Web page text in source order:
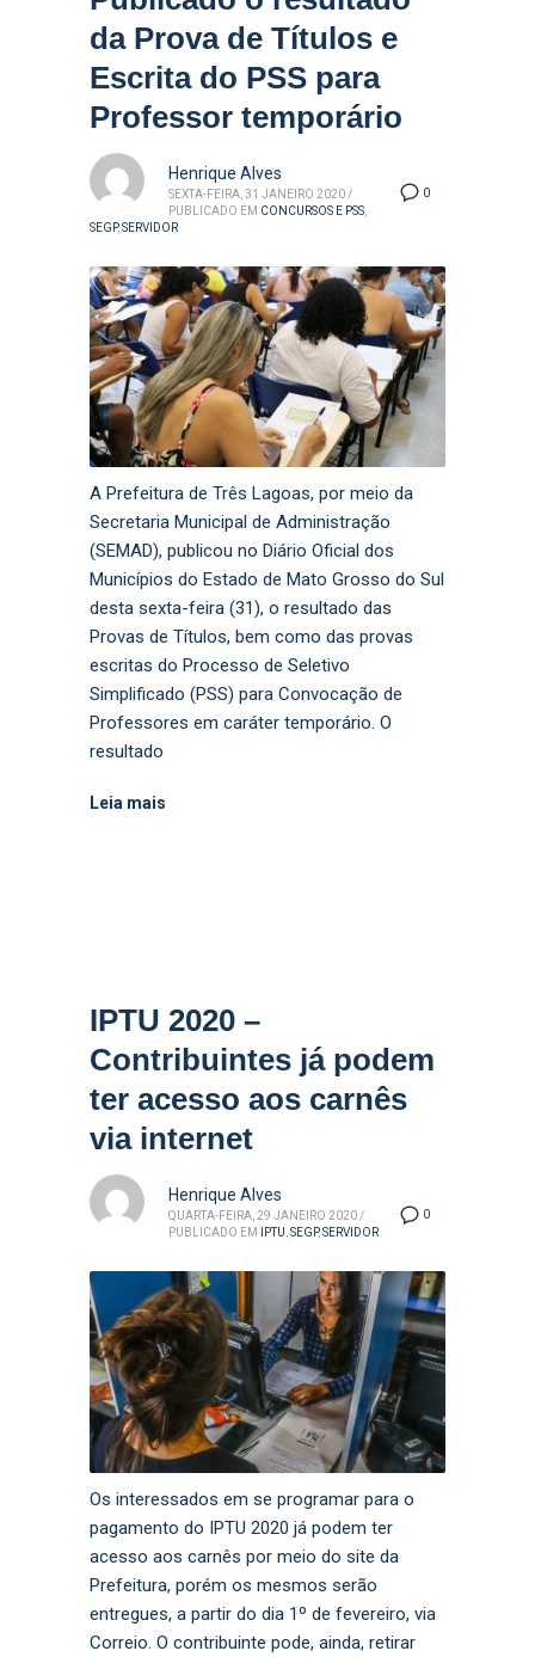
da Prova de Títulos e
Escrita do PSS para
Professor temporário
0
Henrique Alves
SEXTA-FEIRA, 31 JANEIRO 2020 /
PUBLICADO EM CONCURSOS E PSS
SEGP,SERVIDOR
A Prefeitura de Três Lagoas, por meio da
Secretaria Municipal de Administração
(SEMAD), publicou no Diário Oficial dos
Municípios do Estado de Mato Grosso do Sul
desta sexta-feira (31), o resultado das
Provas de Títulos, bem como das provas
escritas do Processo de Seletivo
Simplificado (PSS) para Convocação de
Professores em caráter temporário. O
resultado
Leia mais
IPTU 2020 –
Contribuintes já podem
ter acesso aos carnês
via internet
0
Henrique Alves
QUARTA-FEIRA, 29 JANEIRO 2020/
PUBLICADO EM
IPTU,SEGP,SERVIDOR
Os interessados em se programar para o
pagamento do IPTU 2020 já podem ter
acesso aos carnês por meio do site da
Prefeitura, porém os mesmos serão
entregues, a partir do dia 1º de fevereiro, via
Correio. O contribuinte pode, ainda, retirar